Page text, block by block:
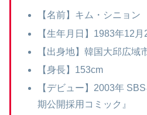
【名前】キム・シニョン
【生年月日】1983年12月
【出身地】韓国大邱広域
【身長】153cm
【デビュー】2003年
期公開採用コミック』